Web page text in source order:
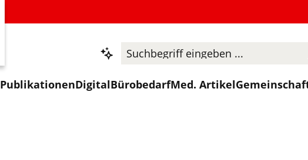
PublikationenDigitalBürobedarfMed. Artikel